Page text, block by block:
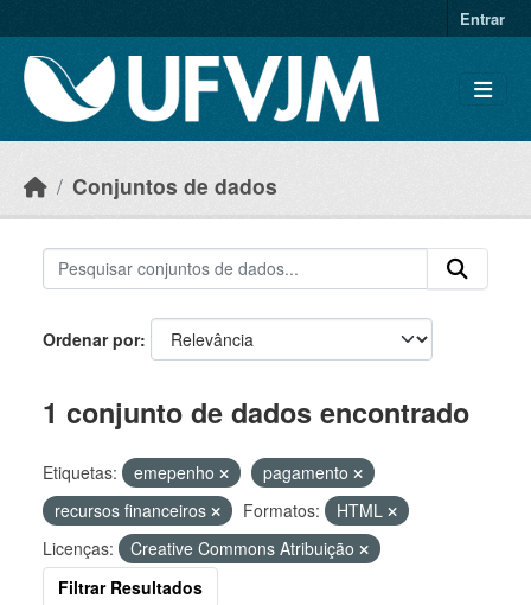
Entrar
Conjuntos de dados
Ordenar por
1 conjunto de dados encontrado
Etiquetas: emepenho
pagamento
recursos financeiros
Formatos:
HTML
Licenças:
Creative Commons Atribuição
Filtrar Resultados